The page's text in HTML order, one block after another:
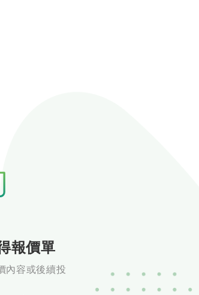
報價單
內容或後續投